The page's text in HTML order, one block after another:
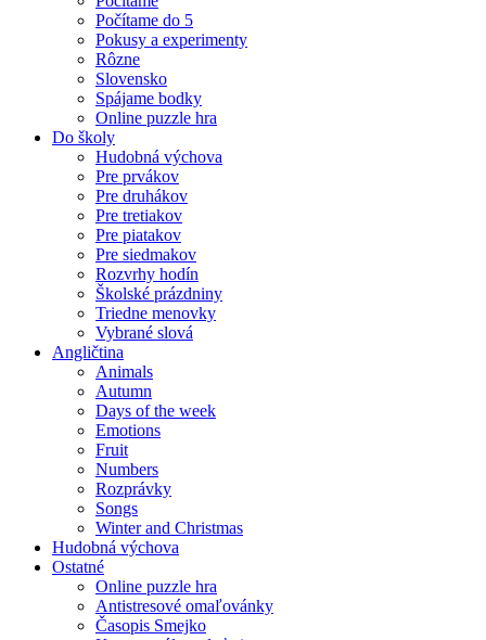
Počítame do 5
Pokusy a experimenty
Rôzne
Slovensko
Spájame bodky
Online puzzle hra
Do školy
Hudobná výchova
Pre prvákov
Pre druhákov
Pre tretiakov
Pre piatakov
Pre siedmakov
Rozvrhy hodín
Školské prázdniny
Triedne menovky
Vybrané slová
Angličtina
Animals
Autumn
Days of the week
Emotions
Fruit
Numbers
Rozprávky
Songs
Winter and Christmas
Hudobná výchova
Ostatné
Online puzzle hra
Antistresové omaľovánky
Časopis Smejko